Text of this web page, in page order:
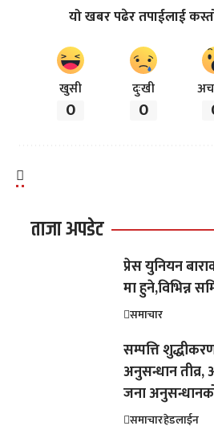
यो खबर पढेर तपाईलाई
खुसी
0
दुःखी
0
ताजा अपडेट
प्रेस युनियन
मा हुने,विभिन्न
समाचार
सम्पत्ति
अनुसन्धान
जना
समाचारहेडलाईन